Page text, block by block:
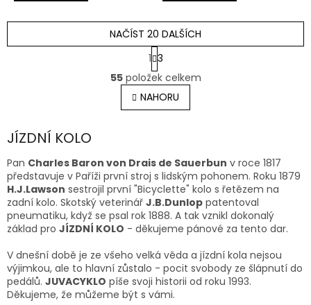
O
v
l
á
í
p
r
v
k
y
ý
p
i
s
NAČÍST 20 DALŠÍCH
S
t
r
á
n
k
n
í
1 3
55položek celkem
NAHORU
JÍZDNÍ KOLO
Pan Charles Baron von Drais de Sauerbun v roce 1817
představuje v Paříži první stroj s lidským pohonem. Roku 1879
H.J.Lawson sestrojil první "Bicyclette" kolo s řetězem na
zadní kolo. Skotský veterinář J.B.Dunlop patentoval
pneumatiku, když se psal rok 1888. A tak vznikl dokonalý
základ pro JÍZDNÍ KOLO - děkujeme pánové za tento dar.
V dnešní době je ze všeho velká věda a jízdní kola nejsou
výjimkou, ale to hlavní zůstalo - pocit svobody ze šlápnutí do
pedálů. JUVACYKLO píše svoji historii od roku 1993.
Děkujeme, že můžeme být s vámi.